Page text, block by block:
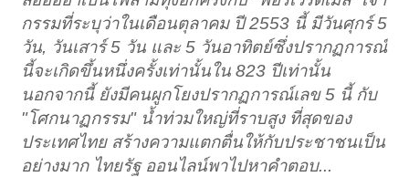
กรรมที่ระบุว่าในเดือนตุลาคม ปี 2553 นี้ มีวันศุกร์ 5
วัน, วันเสาร์ 5 วัน และ 5 วันอาทิตย์ซึ่งปรากฏการณ์
นี้จะเกิดขึ้นหนึ่งครั้งเท่านั้นใน 823 ปีเท่านั้น
นอกจากนี้ ยังมีคนผูกโยงปรากฏการณ์เลข 5 นี้ กับ
"โศกนาฏกรรม" น้ำท่วมใหญ่ที่ราบสูง ที่สุดของ
ประเทศไทย สร้างความแตกตื่นให้กับประชาชนเป็น
อย่างมาก ไทยรัฐ ออนไลน์พาไปหาคำตอบ...